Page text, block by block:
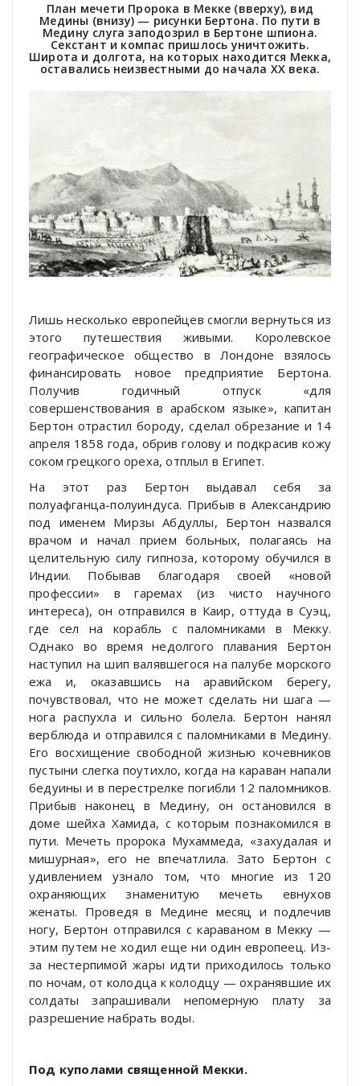
План мечети Пророка в Мекке (вверху), вид
Медины (внизу) — рисунки Бертона. По пути в
Медину слуга заподозрил в Бертоне шпиона.
Секстант и компас пришлось уничтожить.
Широта и долгота, на которых находится Мекка,
оставались неизвестными до начала ХХ века.
Лишь несколько европейцев смогли вернуться из
этого путешествия живыми. Королевское
географическое общество в Лондоне взялось
финансировать новое предприятие Бертона.
Получив годичный отпуск «для
совершенствования в арабском языке», капитан
Бертон отрастил бороду, сделал обрезание и 14
апреля 1858 года, обрив голову и подкрасив кожу
соком грецкого ореха, отплыл в Египет.
На этот раз Бертон выдавал себя за
полуафганца-полуиндуса. Прибыв в Александрию
под именем Мирзы Абдуллы, Бертон назвался
врачом и начал прием больных, полагаясь на
целительную силу гипноза, которому обучился в
Индии. Побывав благодаря своей «новой
профессии» в гаремах (из чисто научного
интереса), он отправился в Каир, оттуда в Суэц,
где сел на корабль с паломниками в Мекку.
Однако во время недолгого плавания Бертон
наступил на шип валявшегося на палубе морского
ежа и, оказавшись на аравийском берегу,
почувствовал, что не может сделать ни шага —
нога распухла и сильно болела. Бертон нанял
верблюда и отправился с паломниками в Медину.
Его восхищение свободной жизнью кочевников
пустыни слегка поутихло, когда на караван напали
бедуины и в перестрелке погибли 12 паломников.
Прибыв наконец в Медину, он остановился в
доме шейха Хамида, с которым познакомился в
пути. Мечеть пророка Мухаммеда, «захудалая и
мишурная», его не впечатлила. Зато Бертон с
удивлением узнало том, что многие из 120
охраняющих знаменитую мечеть евнухов
женаты. Проведя в Медине месяц и подлечив
ногу, Бертон отправился с караваном в Мекку —
этим путем не ходил еще ни один европеец. Из-
за нестерпимой жары идти приходилось только
по ночам, от колодца к колодцу — охранявшие их
солдаты запрашивали непомерную плату за
разрешение набрать воды.
Под куполами священной Мекки.